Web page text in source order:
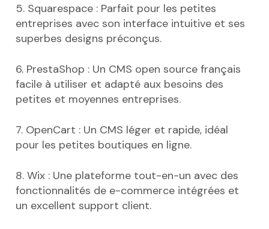
5. Squarespace : Parfait pour les petites
entreprises avec son interface intuitive et ses
superbes designs préconçus.
6. PrestaShop : Un CMS open source français
facile à utiliser et adapté aux besoins des
petites et moyennes entreprises.
7. OpenCart : Un CMS léger et rapide, idéal
pour les petites boutiques en ligne.
8. Wix : Une plateforme tout-en-un avec des
fonctionnalités de e-commerce intégrées et
un excellent support client.